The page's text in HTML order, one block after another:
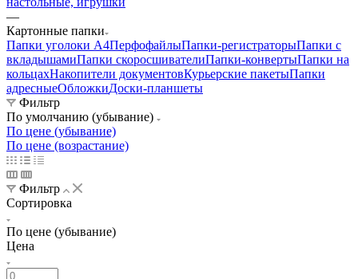
—
Картонные папки
Папки уголоки А4ПерфофайлыПапки-регистраторыПапки с
вкладышамиПапки скоросшивателиПапки-конвертыПапки на
кольцахНакопители документовКурьерские пакетыПапки
адресныеОбложкиДоски-планшеты
Фильтр
По умолчанию (убывание)
По цене (убывание)
По цене (возрастание)
Фильтр
Сортировка
По цене (убывание)
Цена